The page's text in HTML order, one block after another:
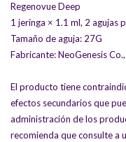
Regenovue Deep
1 jeringa × 1.1 ml, 2 agujas
Tamaño de aguja: 27G
Fabricante: NeoGenesis
El producto tiene
efectos secundarios que
administración de los
recomienda que consulte a